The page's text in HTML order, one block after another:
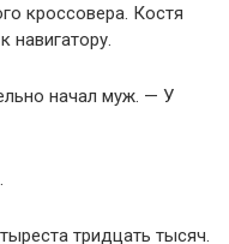
кроссовера. Костя
навигатору.
начал муж. — У
тридцать тысяч.